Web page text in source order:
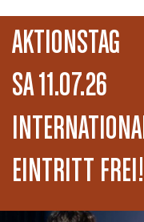
AKTIONSTAG
SA 11.07.26
EINTRITT FREI!